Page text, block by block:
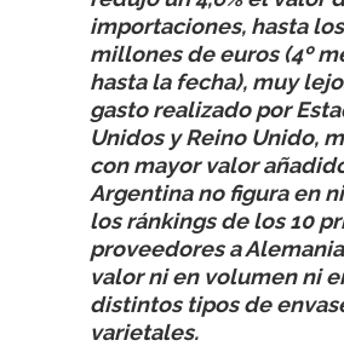
importaciones, hasta
millones de euros (4º
hasta la fecha), muy
gasto realizado por
Unidos y Reino Unido,
con mayor valor
Argentina no figura en
los ránkings de los 10
proveedores a
valor ni en volumen ni
distintos tipos de
varietales.